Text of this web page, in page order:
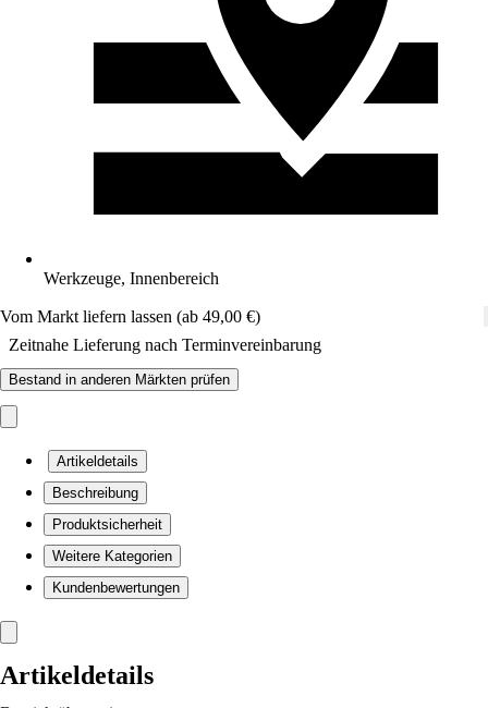
Werkzeuge, Innenbereich
Vom Markt liefern lassen (ab 49,00 €)
Zeitnahe Lieferung nach Terminvereinbarung
Bestand in anderen Märkten prüfen
Artikeldetails
Beschreibung
Produktsicherheit
Weitere Kategorien
Kundenbewertungen
Artikeldetails